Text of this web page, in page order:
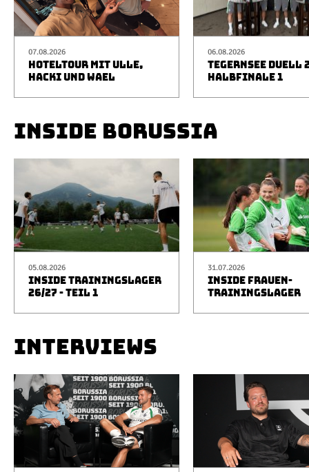
07.08.2026
HOTELTOUR MIT ULLE,
HACKI UND WAEL
06.08.2026
TEGERNSEE DUELL
HALBFINALE 1
INSIDE BORUSSIA
05.08.2026
INSIDE TRAININGSLAGER
26/27 - TEIL 1
31.07.2026
INSIDE FRAUEN-
TRAININGSLAGER
INTERVIEWS